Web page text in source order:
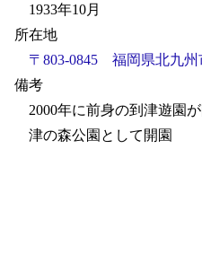
1933年10月
所在地
〒803-0845 福岡県北九州
備考
2000年に前身の到津遊園
津の森公園として開園